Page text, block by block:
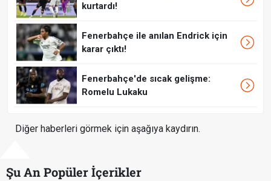
kurtardı!
Fenerbahçe ile anılan Endrick için
karar çıktı!
Fenerbahçe'de sıcak gelişme:
Romelu Lukaku
Diğer haberleri görmek için aşağıya kaydırın.
Şu An Popüler İçerikler